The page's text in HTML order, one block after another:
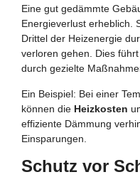
Eine gut gedämmte
Energieverlust erheblich.
Drittel der Heizenergie
verloren gehen. Dies
durch gezielte
Ein Beispiel: Bei einer
können die Heizkosten
effiziente Dämmung
Einsparungen.
Schutz vor